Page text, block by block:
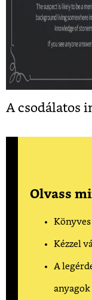
A csodálatos
Olvass
Kézzel
A
anyagok